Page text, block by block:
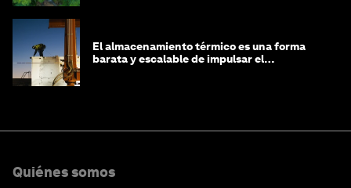
El almacenamiento térmico es una forma
barata y escalable de impulsar el
Quiénes somos